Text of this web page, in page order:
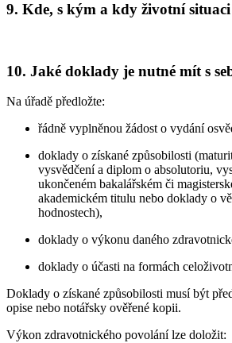
9. Kde, s kým a kdy životní
10. Jaké doklady je nutné mít s
Na úřadě předložte:
řádně vyplněnou žádost o vydání
doklady o získané způsobilosti
vysvědčení a diplom o absolutoriu,
ukončeném bakalářském či
akademickém titulu nebo doklady o
hodnostech),
doklady o výkonu daného
doklady o účasti na formách
Doklady o získané způsobilosti musí být
opise nebo notářsky ověřené kopii.
Výkon zdravotnického povolání lze doložit: